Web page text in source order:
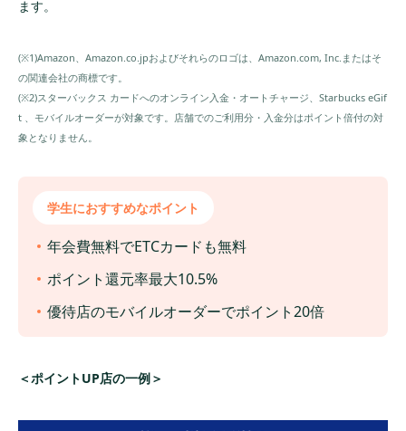
ます。
(※1)Amazon、Amazon.co.jpおよびそれらのロゴは、Amazon.com, Inc.またはそ
の関連会社の商標です。
(※2)スターバックス カードへのオンライン入金・オートチャージ、Starbucks eGif
t 、モバイルオーダーが対象です。店舗でのご利用分・入金分はポイント倍付の対
象となりません。
学生におすすめなポイント
年会費無料でETCカードも無料
ポイント還元率最大10.5%
優待店のモバイルオーダーでポイント20倍
＜ポイントUP店の一例＞